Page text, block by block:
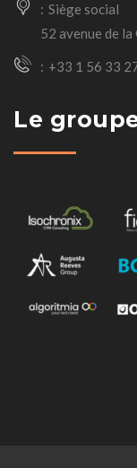
Siège social
52 avenue de
+33 1 56 33
Le